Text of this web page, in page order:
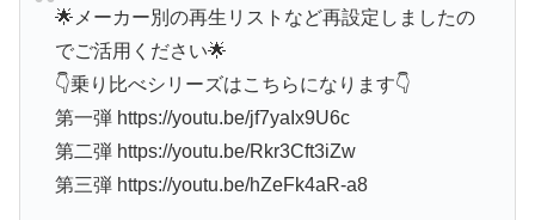
🌟メーカー別の再生リストなど再設定しましたの
でご活用ください🌟
👇乗り比べシリーズはこちらになります👇
第一弾 https://youtu.be/jf7yaIx9U6c
第二弾 https://youtu.be/Rkr3Cft3iZw
第三弾 https://youtu.be/hZeFk4aR-a8